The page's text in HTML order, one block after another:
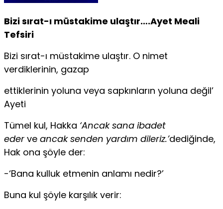
Bizi sırat-ı müstakime ulaştır….Ayet Meali
Tefsiri
Bizi sırat-ı müstakime ulaştır. O nimet
verdiklerinin, gazap
ettiklerinin yoluna veya sapkınların yoluna değil’
Ayeti
Tümel kul, Hakka ‘Ancak sana ibadet
eder ve ancak senden yardım dileriz.’dediğinde,
Hak ona şöyle der:
-‘Bana kulluk etmenin anlamı nedir?’
Buna kul şöyle karşılık verir: